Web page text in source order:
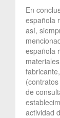
En
española
así,
española
de
actividad